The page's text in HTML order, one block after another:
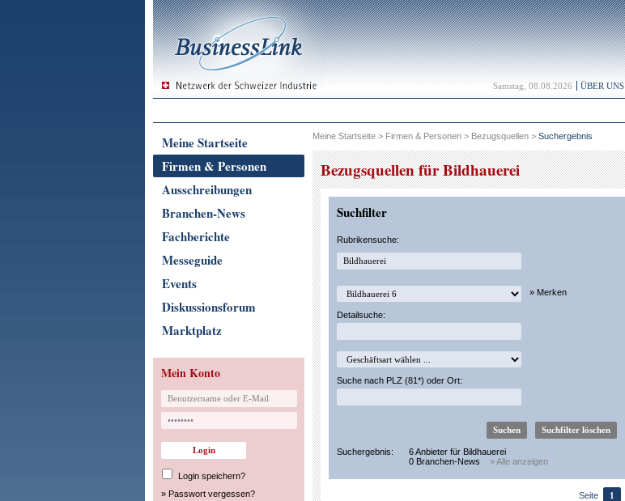
Samstag, 08.08.2026 ÜBER UNS
Meine Startseite
Firmen & Personen
Ausschreibungen
Branchen-News
Fachberichte
Messeguide
Events
Diskussionsforum
Marktplatz
Mein Konto
Login speichern?
» Passwort vergessen?
Meine Startseite > Firmen & Personen > Bezugsquellen > Suchergebnis
Bezugsquellen für Bildhauerei
Suchfilter
Rubrikensuche:
» Merken
Detailsuche:
Suche nach PLZ (81*) oder Ort:
Suchergebnis:
6 Anbieter für Bildhauerei
0 Branchen-News
» Alle anzeigen
Seite 1